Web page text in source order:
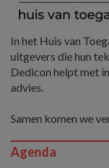
In het Huis van
uitgevers die hun
Dedicon helpt met
advies.
Samen komen we
Agenda